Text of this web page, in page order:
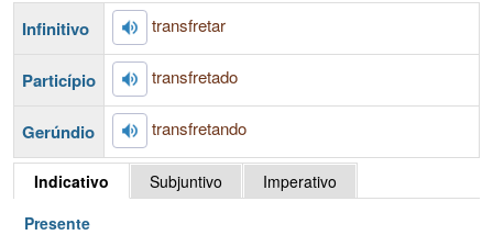
Infinitivo transfretar
Particípio transfretado
Gerúndio transfretando
Indicativo Subjuntivo
Imperativo
Presente